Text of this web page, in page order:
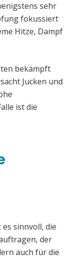
sehr
fokussiert
Hitze, Dampf
bekämpft
Jucken und
ist die
sinnvoll, die
der
auch für die